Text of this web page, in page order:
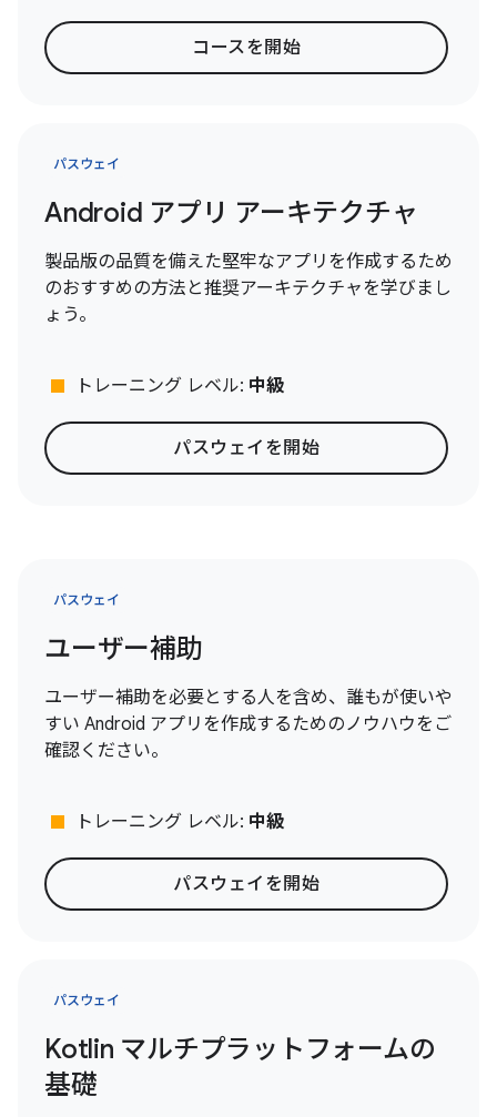
コースを開始
パスウェイ
Android アプリ アーキテクチャ
製品版の品質を備えた堅牢なアプリを作成するため
のおすすめの方法と推奨アーキテクチャを学びまし
ょう。
stop トレーニング レベル: 中級
パスウェイを開始
パスウェイ
ユーザー補助
ユーザー補助を必要とする人を含め、誰もが使いや
すい Android アプリを作成するためのノウハウをご
確認ください。
stop トレーニング レベル: 中級
パスウェイを開始
パスウェイ
Kotlin マルチプラットフォームの
基礎